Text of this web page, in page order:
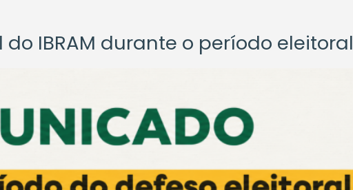
IBRAM durante o período eleitoral